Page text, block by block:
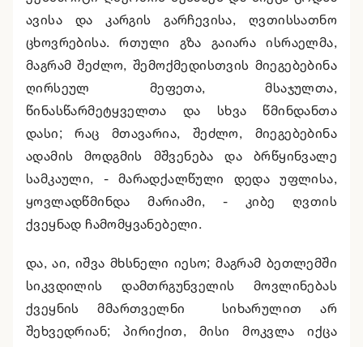
ავისა და კარგის გარჩევისა, ღვთისსათნო
ცხოვრებისა. რთული გზა გაიარა ისრაელმა,
მაგრამ შეძლო, შემოქმედისთვის მიეგებებინა
ღირსეულ მეფეთა, მსაჯულთა,
წინასწარმეტყველთა და სხვა წმინდანთა
დასი; რაც მთავარია, შეძლო, მიეგებებინა
ადამის მოდგმის მშვენება და ბრწყინვალე
სამკაული, - მარადქალწული დედა უფლისა,
ყოვლადწმინდა მარიამი, - კიბე ღვთის
ქვეყნად ჩამომყვანებელი.
და, აი, იშვა მხსნელი იესო; მაგრამ ბეთლემში
სიკვდილის დამთრგუნველის მოვლინებას
ქვეყნის მმართველნი სიხარულით არ
შეხვედრიან; პირიქით, მისი მოკვლა იქცა